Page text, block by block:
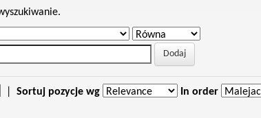
Sortuj pozycje wg In order